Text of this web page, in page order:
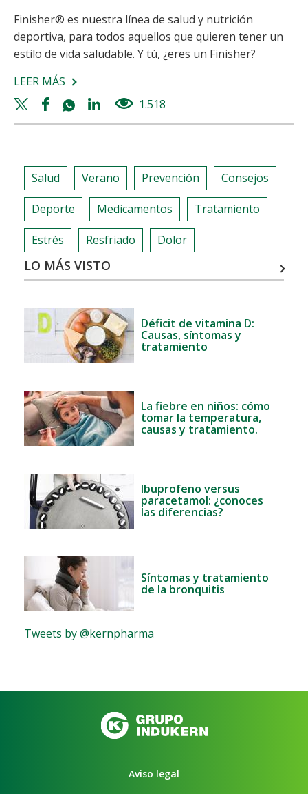
Finisher® es nuestra línea de salud y nutrición
deportiva, para todos aquellos que quieren tener un
estilo de vida saludable. Y tú, ¿eres un Finisher?
LEER MÁS SOBRE
FINISHER®:
DEPORTE
Twitter
share
Facebook
share
Whatsapp
share
Linkedin
share
1.518
Salud Verano Prevención Consejos
Deporte Medicamentos Tratamiento
Estrés Resfriado Dolor
LO MÁS VISTO
Déficit de vitamina D:
Causas, síntomas y
tratamiento
La fiebre en niños: cómo
tomar la temperatura,
causas y tratamiento.
Ibuprofeno versus
paracetamol: ¿conoces
las diferencias?
Síntomas y tratamiento
de la bronquitis
Tweets by @kernpharma
Aviso legal